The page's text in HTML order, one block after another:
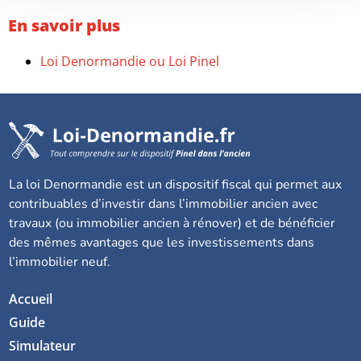
En savoir plus
Loi Denormandie ou Loi Pinel
La loi Denormandie est un dispositif fiscal qui permet aux
contribuables d’investir dans l’immobilier ancien avec
travaux (ou immobilier ancien à rénover) et de bénéficier
des mêmes avantages que les investissements dans
l’immobilier neuf.
Accueil
Guide
Simulateur